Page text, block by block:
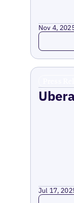
Nov 4,
Read
Jul 17,
Read